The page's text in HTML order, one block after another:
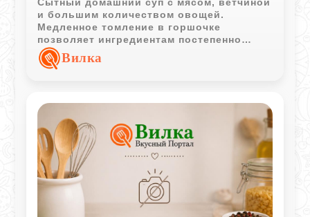
и большим количеством овощей.
Медленное томление в горшочке
позволяет ингредиентам постепенно
обменяться вкусами и создать
насыщенный ароматный бульон.
Вилка